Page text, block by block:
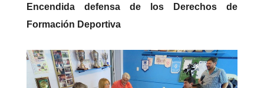
Encendida defensa de los Derechos de
Formación Deportiva